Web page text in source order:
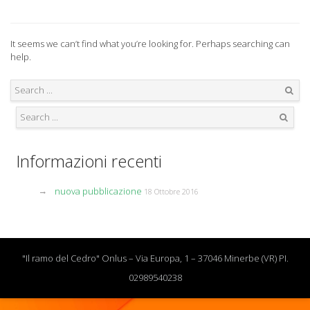
It seems we can’t find what you’re looking for. Perhaps searching can
help.
Informazioni recenti
nuova pubblicazione 18 Ottobre 2016
"Il ramo del Cedro" Onlus – Via Europa, 1 – 37046 Minerbe (VR) PI.
02989540238